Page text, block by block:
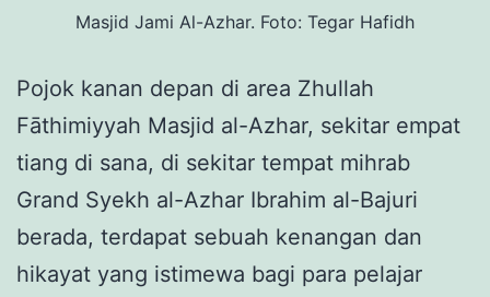
Masjid Jami Al-Azhar. Foto: Tegar Hafidh
Pojok kanan depan di area Zhullah
Fāthimiyyah Masjid al-Azhar, sekitar empat
tiang di sana, di sekitar tempat mihrab
Grand Syekh al-Azhar Ibrahim al-Bajuri
berada, terdapat sebuah kenangan dan
hikayat yang istimewa bagi para pelajar